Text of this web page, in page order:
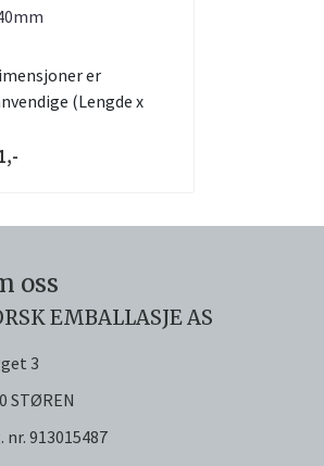
er
(Lengde x
oss
EMBALLASJE AS
3
STØREN
nr. 913015487